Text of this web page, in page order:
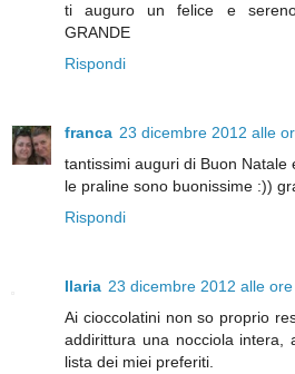
ti auguro un felice e sereno
GRANDE
Rispondi
franca 23 dicembre 2012 alle
tantissimi auguri di Buon Natale
le praline sono buonissime :))
Rispondi
Ilaria 23 dicembre 2012 alle
Ai cioccolatini non so proprio
addirittura una nocciola
lista dei miei preferiti.